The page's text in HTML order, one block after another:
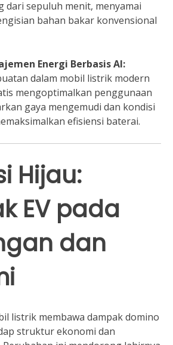
dari sepuluh menit, menyamai
bahan bakar konvensional
Energi Berbasis AI:
dalam mobil listrik modern
mengoptimalkan penggunaan
gaya mengemudi dan kondisi
efisiensi baterai.
Hijau:
EV pada
dan
listrik membawa dampak domino
struktur ekonomi dan